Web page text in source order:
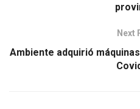
Next
Ambiente adquirió